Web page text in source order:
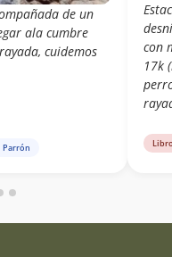
de un
ala cumbre
cuidemos
Parrón
con
17k